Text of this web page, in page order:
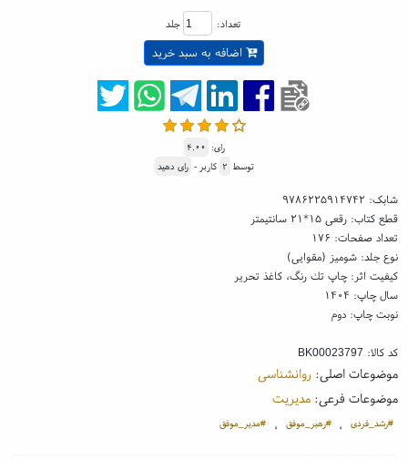
تعداد: جلد
اضافه به سبد خرید
رای: ۴.۰۰
توسط ۲ کاربر - رای دهید
شابک: ۹۷۸۶۲۲۵۹۱۴۷۴۲
قطع کتاب: رقعی ۱۵*۲۱ سانتیمتر
تعداد صفحات: ۱۷۶
نوع جلد: شومیز (مقوایی)
کیفیت اثر: چاپ تك رنگ، کاغذ تحریر
سال چاپ: ۱۴۰۴
نوبت چاپ: دوم
کد کالا: BK00023797
موضوعات اصلی: روانشناسی
موضوعات فرعی:مدیریت
#رشد_فردی ، #رهبر_موفق ، #مدیر_موفق